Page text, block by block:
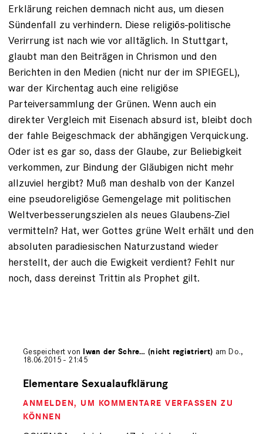
Erklärung reichen demnach nicht aus, um diesen
Sündenfall zu verhindern. Diese religiös-politische
Verirrung ist nach wie vor alltäglich. In Stuttgart,
glaubt man den Beiträgen in Chrismon und den
Berichten in den Medien (nicht nur der im SPIEGEL),
war der Kirchentag auch eine religiöse
Parteiversammlung der Grünen. Wenn auch ein
direkter Vergleich mit Eisenach absurd ist, bleibt doch
der fahle Beigeschmack der abhängigen Verquickung.
Oder ist es gar so, dass der Glaube, zur Beliebigkeit
verkommen, zur Bindung der Gläubigen nicht mehr
allzuviel hergibt? Muß man deshalb von der Kanzel
eine pseudoreligiöse Gemengelage mit politischen
Weltverbesserungszielen als neues Glaubens-Ziel
vermitteln? Hat, wer Gottes grüne Welt erhält und den
absoluten paradiesischen Naturzustand wieder
herstellt, der auch die Ewigkeit verdient? Fehlt nur
noch, dass dereinst Trittin als Prophet gilt.
Gespeichert von Iwan der Schre… (nicht registriert) am Do.,
18.06.2015 - 21:45
auf
OCKENGA
(nicht
Elementare Sexualaufklärung
ANMELDEN, UM KOMMENTARE VERFASSEN ZU
KÖNNEN